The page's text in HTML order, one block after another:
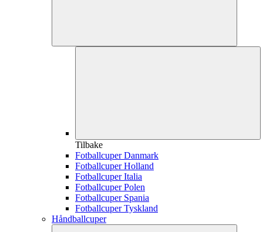
Tilbake
Fotballcuper Danmark
Fotballcuper Holland
Fotballcuper Italia
Fotballcuper Polen
Fotballcuper Spania
Fotballcuper Tyskland
Håndballcuper